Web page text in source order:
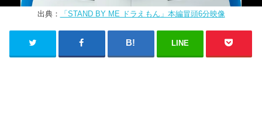
出典： 「STAND BY ME ドラえもん」本編冒頭6分映像
LINE